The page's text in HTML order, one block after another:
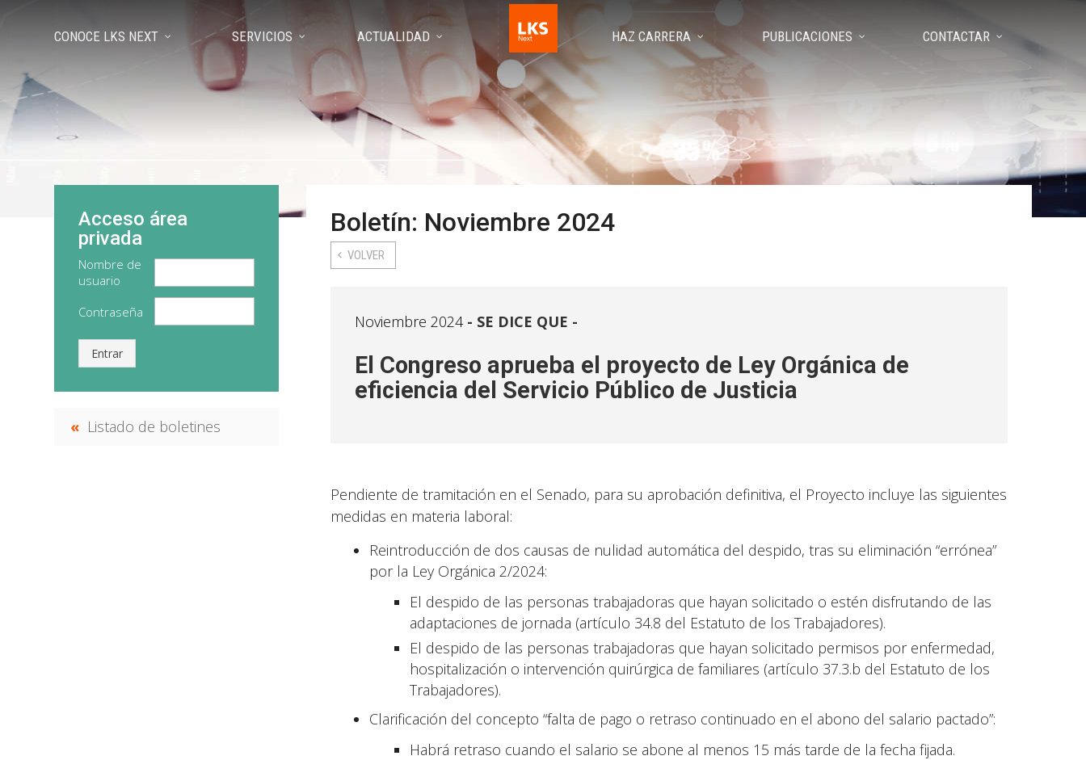
CONOCE LKS NEXT SERVICIOS ACTUALIDAD HAZ CARRERA PUBLICACIONES CONTACTAR
Boletín: Noviembre 2024
VOLVER
Noviembre 2024 SE DICE QUE -
El Congreso aprueba el proyecto de Ley Orgánica de
eficiencia del Servicio Público de Justicia
Pendiente de tramitación en el Senado, para su aprobación definitiva, el Proyecto incluye las siguientes
medidas en materia laboral:
Reintroducción de dos causas de nulidad automática del despido, tras su eliminación “errónea”
por la Ley Orgánica 2/2024:
El despido de las personas trabajadoras que hayan solicitado o estén disfrutando de las
adaptaciones de jornada (artículo 34.8 del Estatuto de los Trabajadores).
El despido de las personas trabajadoras que hayan solicitado permisos por enfermedad,
hospitalización o intervención quirúrgica de familiares (artículo 37.3.b del Estatuto de los
Trabajadores).
Clarificación del concepto “falta de pago o retraso continuado en el abono del salario pactado”:
Habrá retraso cuando el salario se abone al menos 15 más tarde de la fecha fijada.
Acceso área
privada
Nombre de
usuario
Contraseña
Entrar
Listado de boletines